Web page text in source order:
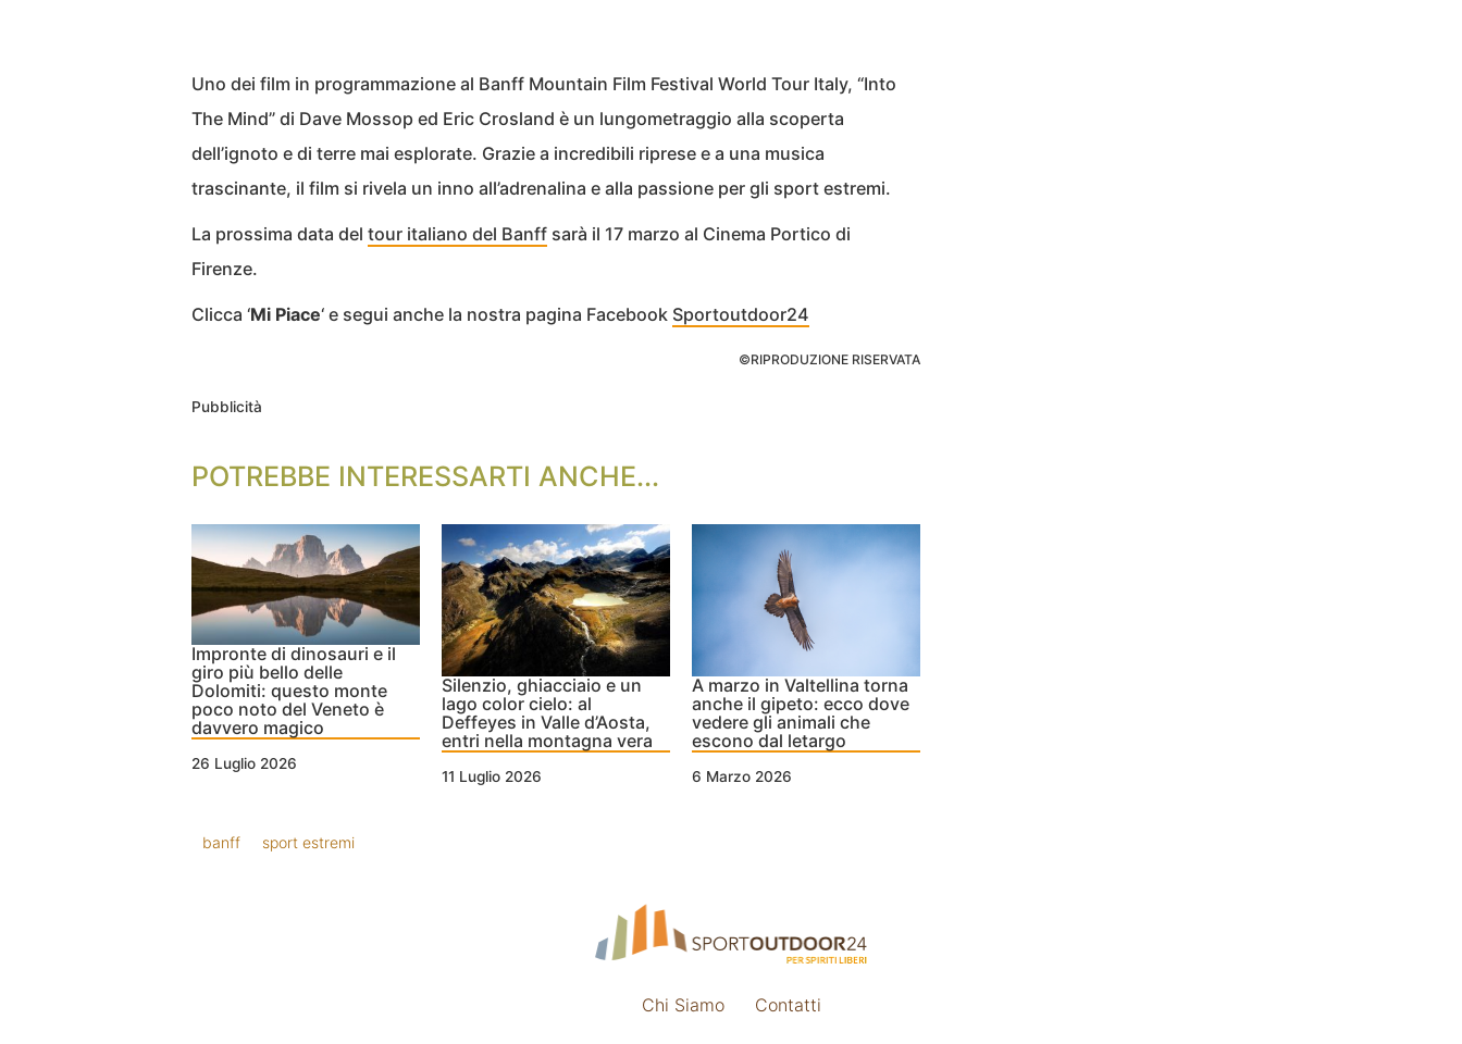
Uno dei film in programmazione al Banff Mountain Film Festival World Tour Italy, “Into
The Mind” di Dave Mossop ed Eric Crosland è un lungometraggio alla scoperta
dell’ignoto e di terre mai esplorate. Grazie a incredibili riprese e a una musica
trascinante, il film si rivela un inno all’adrenalina e alla passione per gli sport estremi.
La prossima data del tour italiano del Banff sarà il 17 marzo al Cinema Portico di
Firenze.
Clicca ‘Mi Piace‘ e segui anche la nostra pagina Facebook Sportoutdoor24
©RIPRODUZIONE RISERVATA
Pubblicità
POTREBBE INTERESSARTI ANCHE...
Impronte di dinosauri e il
giro più bello delle
Dolomiti: questo monte
poco noto del Veneto è
davvero magico
26 Luglio 2026
Silenzio, ghiacciaio e un
lago color cielo: al
Deffeyes in Valle d’Aosta,
entri nella montagna vera
11 Luglio 2026
A marzo in Valtellina torna
anche il gipeto: ecco dove
vedere gli animali che
escono dal letargo
6 Marzo 2026
banff sport estremi
Chi Siamo Contatti